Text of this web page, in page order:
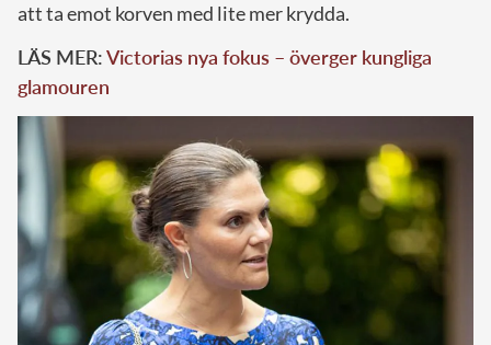
att ta emot korven med lite mer krydda.
LÄS MER:Victorias nya fokus – överger kungliga
glamouren